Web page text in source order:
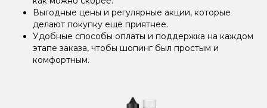
Выгодные цены и регулярные акции, которые
делают покупку ещё приятнее.
Удобные способы оплаты и поддержка на каждом
этапе заказа, чтобы шопинг был простым и
комфортным.